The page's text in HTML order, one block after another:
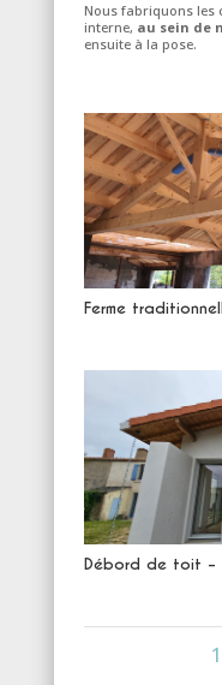
Nous fabriquons les
interne, au sein de
ensuite à la pose.
Ferme
Débord de toit –
1